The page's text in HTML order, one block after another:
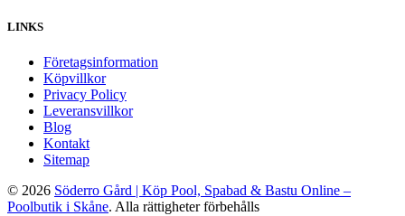
LINKS
Företagsinformation
Köpvillkor
Privacy Policy
Leveransvillkor
Blog
Kontakt
Sitemap
© 2026 Söderro Gård | Köp Pool, Spabad & Bastu Online –
Poolbutik i Skåne. Alla rättigheter förbehålls